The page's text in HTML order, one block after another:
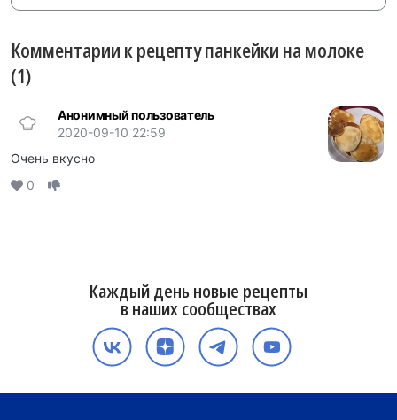
Комментарии к рецепту панкейки на молоке
(1)
Анонимный пользователь
2020-09-10 22:59
Очень вкусно
0
Каждый день новые рецепты
в наших сообществах